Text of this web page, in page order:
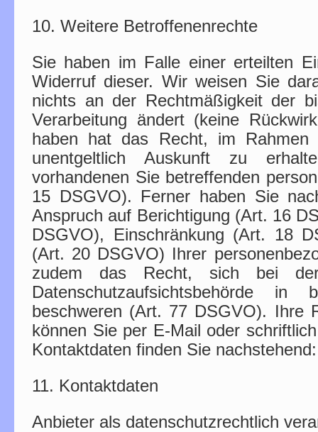
10. Weitere Betroffenenrechte
Sie haben im Falle einer erteilten
Widerruf dieser. Wir weisen Sie
nichts an der Rechtmäßigkeit der
Verarbeitung ändert (keine
haben hat das Recht, im
unentgeltlich Auskunft zu
vorhandenen Sie betreffenden
15 DSGVO). Ferner haben Sie
Anspruch auf Berichtigung (Art. 16
DSGVO), Einschränkung (Art. 18
(Art. 20 DSGVO) Ihrer
zudem das Recht, sich bei
Datenschutzaufsichtsbehörde in
beschweren (Art. 77 DSGVO). Ihre
können Sie per E-Mail oder
Kontaktdaten finden Sie nachstehend:
11. Kontaktdaten
Anbieter als datenschutzrechtlich